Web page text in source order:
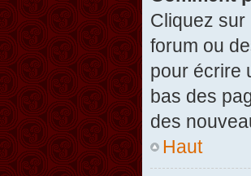
Cliquez
forum ou
pour écrire
bas des
des
Haut